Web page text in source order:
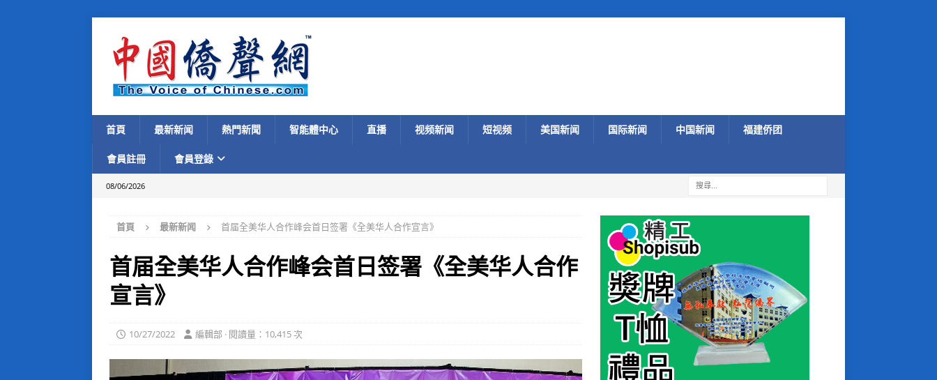
首頁 最新新闻 熱門新聞 智能體中心 直播 视频新闻 短视频 美国新闻 国际新闻 中国新闻 福建侨团
會員註冊 會員登錄
08/06/2026
首頁 最新新闻 首届全美华人合作峰会首日签署《全美华人合作宣言》
首届全美华人合作峰会首日签署《全美华人合作
宣言》
10/27/2022 編輯部 · 閱讀量：10,415 次